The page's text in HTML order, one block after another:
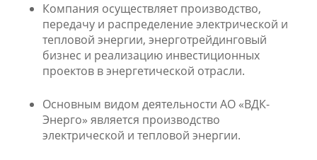
Компания осуществляет производство,
передачу и распределение электрической и
тепловой энергии, энерготрейдинговый
бизнес и реализацию инвестиционных
проектов в энергетической отрасли.
Основным видом деятельности АО «ВДК-
Энерго» является производство
электрической и тепловой энергии.